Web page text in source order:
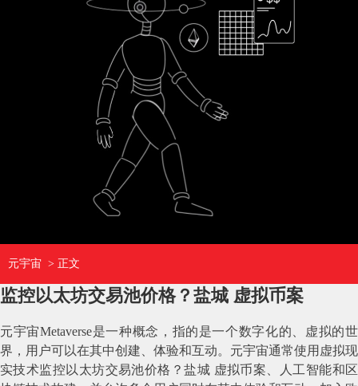
元宇宙 > 正文
监控以太坊交易池价格？盐城 虚拟币案
元宇宙Metaverse是一种概念，指的是一个数字化的、虚拟的世
界，用户可以在其中创建、体验和互动。元宇宙通常使用虚拟现
实技术监控以太坊交易池价格？盐城 虚拟币案、人工智能和区